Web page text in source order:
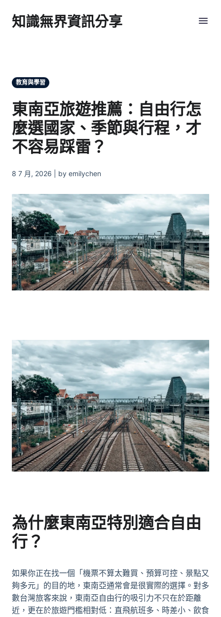
知識無界資訊分享
教育與學習
東南亞旅遊推薦：自由行怎
麼選國家、季節與行程，才
不容易踩雷？
8 7 月, 2026 | by emilychen
為什麼東南亞特別適合自由
行？
如果你正在找一個「機票不算太難買、預算可控、景點又
夠多元」的目的地，東南亞通常會是很實際的選擇。對多
數台灣旅客來說，東南亞自由行的吸引力不只在於距離
近，更在於旅遊門檻相對低：直飛航班多、時差小、飲食